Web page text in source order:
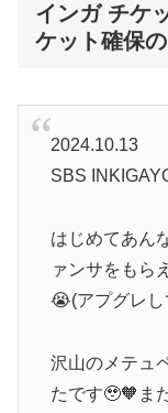
インガ チケ
ケット確保
2024.10.13
SBS
はじめてあん
ァンサをもら
😭(アプグレ
沢山のメテュ
たです🥹🧡ま